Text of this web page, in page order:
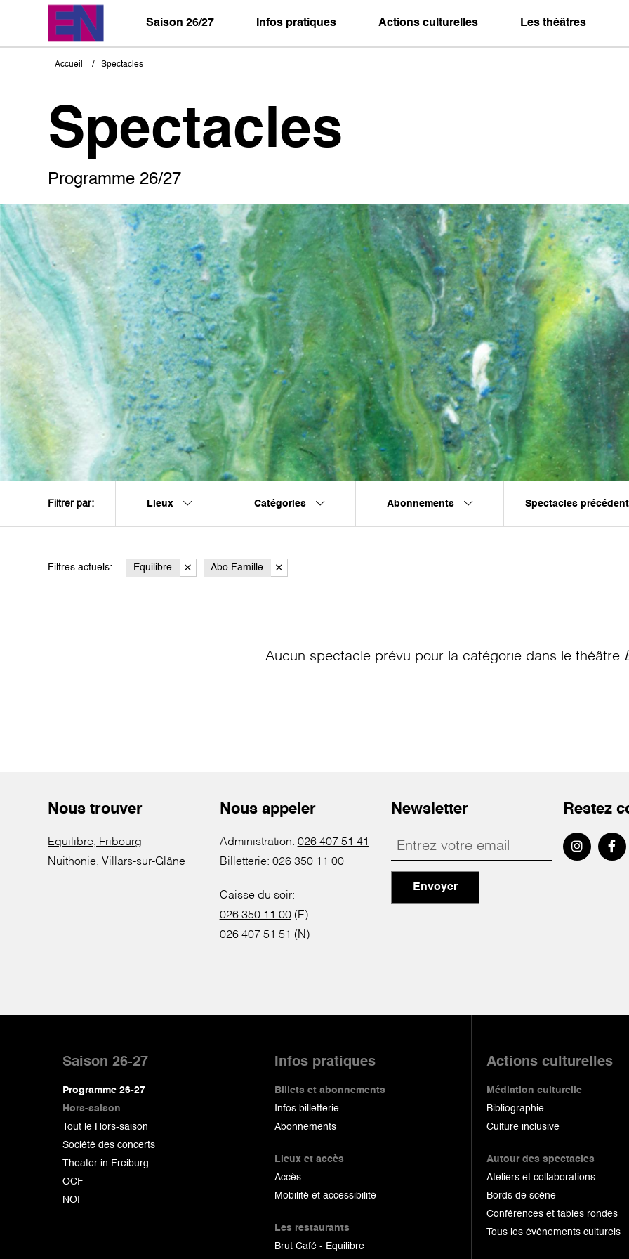
Saison 26/27 Infos pratiques Actions culturelles Les théâtres
Fil
Accueil Spectacles
Spectacles
Programme 26/27
Filtrer par: Lieux Catégories Abonnements Spectacles
Filtres actuels: Equilibre Abo Famille
Aucun spectacle prévu pour la catégorie dans le théâtre
Nous trouver
Equilibre, Fribourg
Nuithonie, Villars-sur-Glâne
Nous appeler
Administration: 026 407 51 41
Billetterie: 026 350 11 00
Caisse du soir:
026 350 11 00(E)
026 407 51 51 (N)
Newsletter
Envoyer
Restez
Saison 26-27
Programme 26-27
Hors-saison
Tout le Hors-saison
Société des concerts
Theater in Freiburg
OCF
NOF
Infos pratiques
Billets et abonnements
Infos billetterie
Abonnements
Lieux et accès
Accès
Mobilité et accessibilité
Les restaurants
Brut Café - Equilibre
Actions culturelles
Médiation culturelle
Bibliographie
Culture inclusive
Autour des spectacles
Ateliers et collaborations
Bords de scène
Conférences et tables rondes
Tous les événements culturels